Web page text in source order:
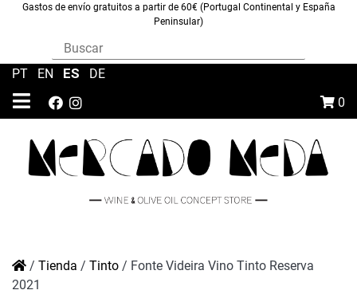
Gastos de envío gratuitos a partir de 60€ (Portugal Continental y España
Peninsular)
0
PT EN ES DE
/ Tienda / Tinto / Fonte Videira Vino Tinto Reserva
2021